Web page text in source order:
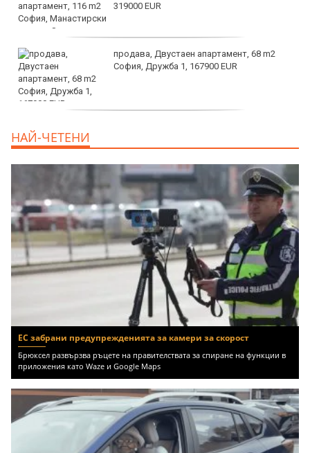
319000 EUR
продава, Двустаен апартамент, 68 m2
София, Дружба 1, 167900 EUR
НАЙ-ЧЕТЕНИ
ЕС забрани предупрежденията за камери за скорост
Брюксел развързва ръцете на правителствата за спиране на функции в
приложения като Waze и Google Maps